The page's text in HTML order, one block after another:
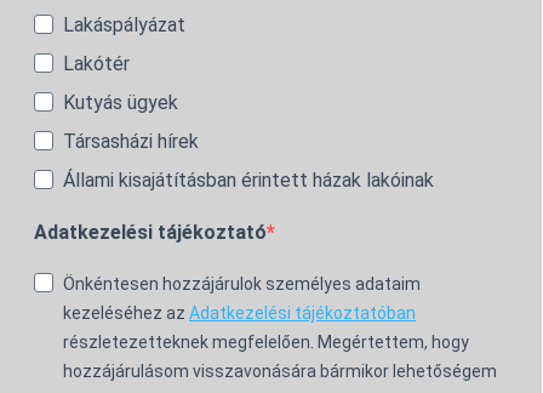
Lakáspályázat
Lakótér
Kutyás ügyek
Társasházi hírek
Állami kisajátításban érintett házak lakóinak
Adatkezelési tájékoztató
Önkéntesen hozzájárulok személyes adataim
kezeléséhez az Adatkezelési tájékoztatóban
részletezetteknek megfelelően. Megértettem, hogy
hozzájárulásom visszavonására bármikor lehetőségem